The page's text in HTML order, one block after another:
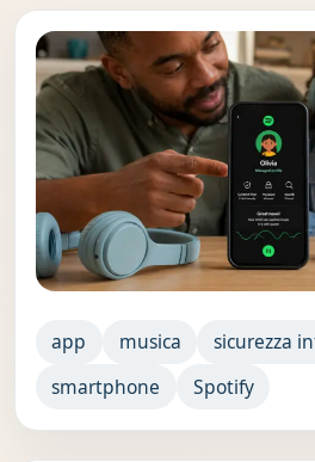
app musica
sicurezza
smartphone
Spotify